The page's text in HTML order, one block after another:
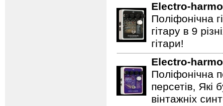
Electro-
Поліфонічна
гітару в 9
гітари!
Electro-
Поліфонічна
персетів, Які
вінтажніх